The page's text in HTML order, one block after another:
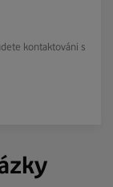
kontaktováni s